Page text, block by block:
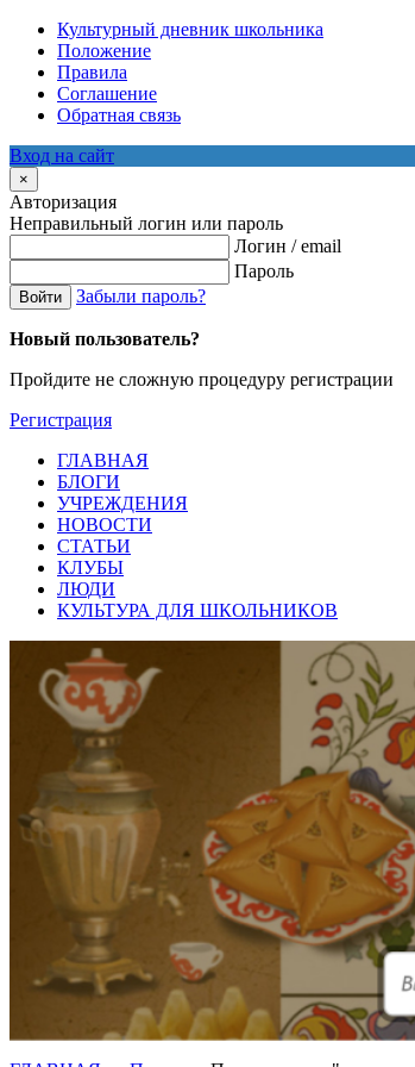
Культурный дневник школьника
Положение
Правила
Соглашение
Обратная связь
Вход на сайт
×
Авторизация
Неправильный логин или пароль
Логин / email
Пароль
Войти Забыли пароль?
Новый пользователь?
Пройдите не сложную процедуру регистрации
Регистрация
ГЛАВНАЯ
БЛОГИ
УЧРЕЖДЕНИЯ
НОВОСТИ
СТАТЬИ
КЛУБЫ
ЛЮДИ
КУЛЬТУРА ДЛЯ ШКОЛЬНИКОВ